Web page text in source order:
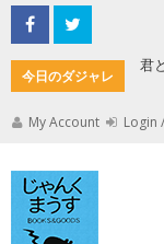
Skip
to
content
今日のダジャレ
君とよくこの店で
My Account Login